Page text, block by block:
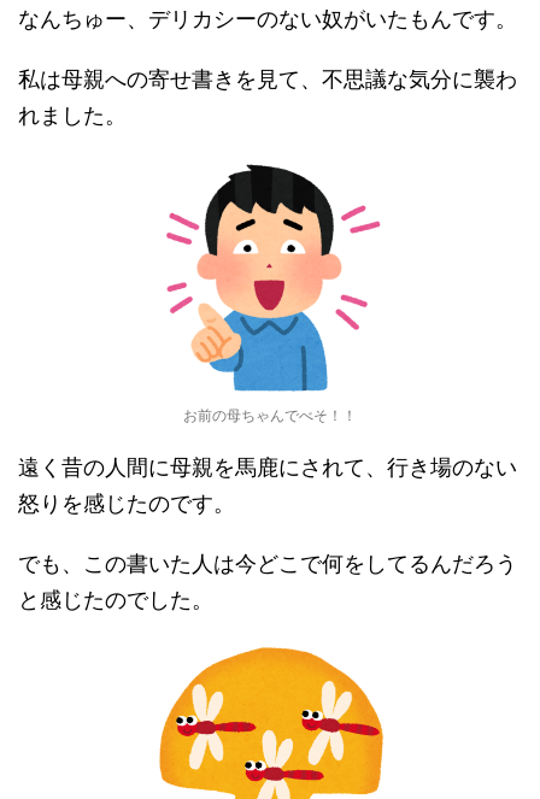
なんちゅー、デリカシーのない奴がいたもんです。
私は母親への寄せ書きを見て、不思議な気分に襲わ
れました。
お前の母ちゃんでべそ！！
遠く昔の人間に母親を馬鹿にされて、行き場のない
怒りを感じたのです。
でも、この書いた人は今どこで何をしてるんだろう
と感じたのでした。